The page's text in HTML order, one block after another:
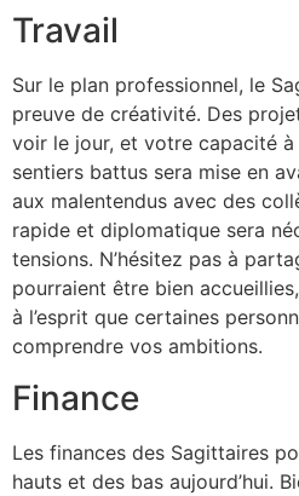
Travail
Sur le plan professionnel, le
preuve de créativité. Des
voir le jour, et votre capacité à
sentiers battus sera mise en
aux malentendus avec des
rapide et diplomatique sera
tensions. N’hésitez pas à
pourraient être bien
à l’esprit que certaines
comprendre vos ambitions.
Finance
Les finances des Sagittaires
hauts et des bas aujourd’hui.